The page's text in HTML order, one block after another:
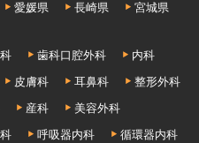
愛媛県 長崎県
宮城県
歯科口腔外科
内科
皮膚科 耳鼻科
整形外科
産科
美容外科
呼吸器内科
循環器内科